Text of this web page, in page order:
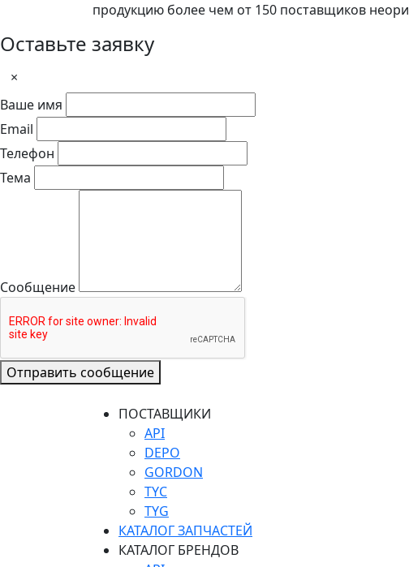
продукцию более чем от 150 поставщиков
Оставьте заявку
×
Ваше имя
Email
Телефон
Тема
Сообщение
Отправить сообщение
ПОСТАВЩИКИ
API
DEPO
GORDON
TYC
TYG
КАТАЛОГ ЗАПЧАСТЕЙ
КАТАЛОГ БРЕНДОВ